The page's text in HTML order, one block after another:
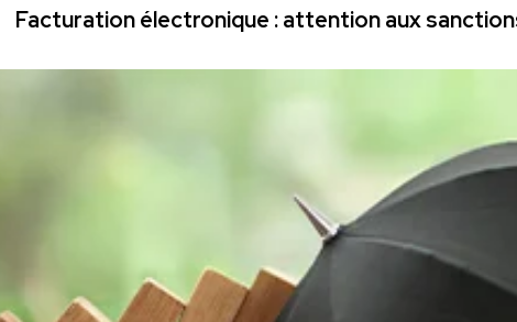
Facturation électronique : attention aux